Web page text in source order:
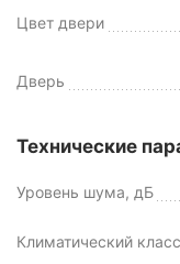
Цвет двери
Дверь
Технические
Уровень шума, дБ
Климатический класс